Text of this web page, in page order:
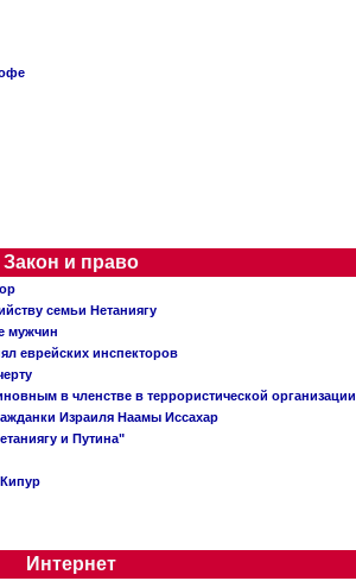
Закон и право
семьи Нетаниягу
мужчин
еврейских инспекторов
в членстве в террористической организации
Израиля Наамы Иссахар
и Путина"
Интернет